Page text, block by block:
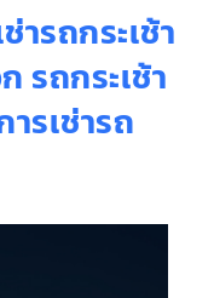
ารถกระเช้า
รถกระเช้า
รเช่ารถ